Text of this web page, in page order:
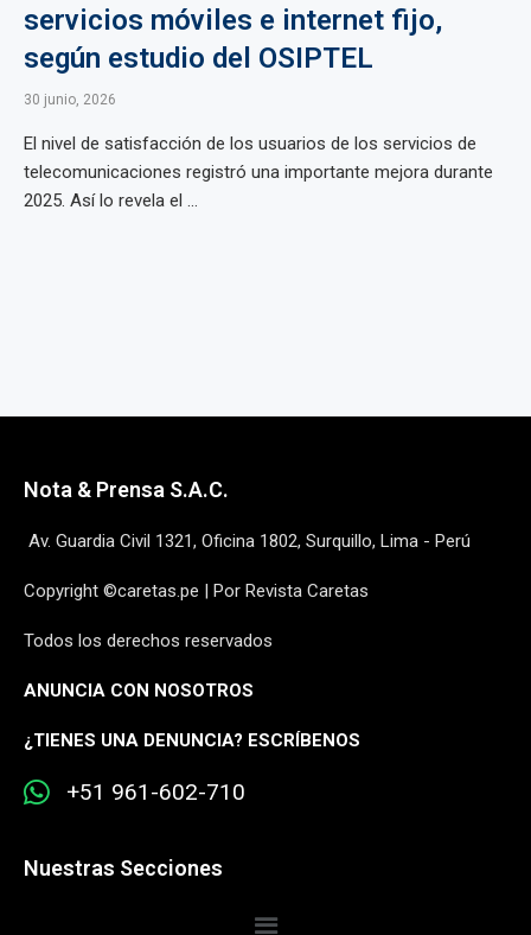
servicios móviles e internet fijo,
según estudio del OSIPTEL
30 junio, 2026
El nivel de satisfacción de los usuarios de los servicios de
telecomunicaciones registró una importante mejora durante
2025. Así lo revela el ...
Nota & Prensa S.A.C.
Av. Guardia Civil 1321, Oficina 1802, Surquillo, Lima - Perú
Copyright ©caretas.pe | Por Revista Caretas
Todos los derechos reservados
ANUNCIA CON NOSOTROS
¿TIENES UNA DENUNCIA? ESCRÍBENOS
+51 961-602-710
Nuestras Secciones